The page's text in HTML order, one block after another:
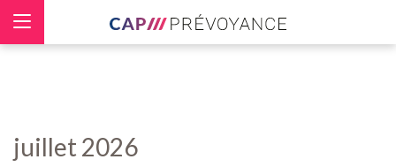
juillet 2026
Panneau de gestion des cookies